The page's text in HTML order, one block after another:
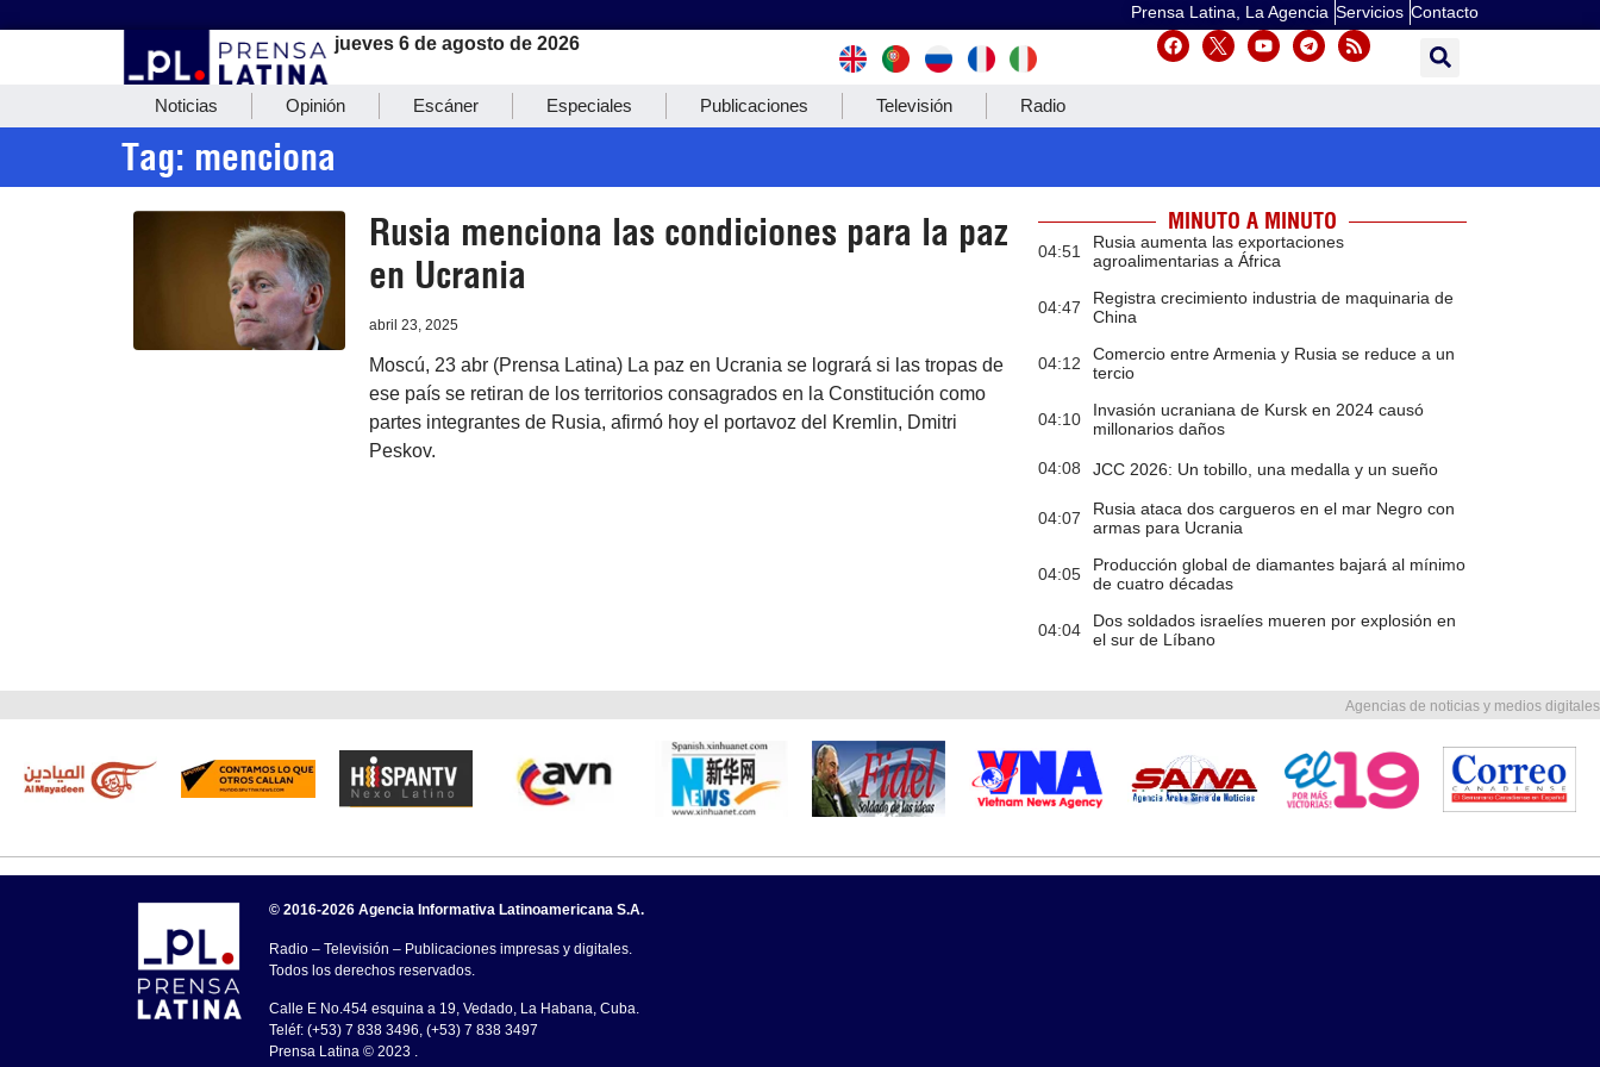
Prensa Latina, La Agencia Servicios Contacto
jueves 6 de agosto de 2026
Noticias Opinión Escáner Especiales Publicaciones Televisión Radio
Tag: menciona
Rusia menciona las condiciones para la paz
en Ucrania
abril 23, 2025
Moscú, 23 abr (Prensa Latina) La paz en Ucrania se logrará si las tropas de
ese país se retiran de los territorios consagrados en la Constitución como
partes integrantes de Rusia, afirmó hoy el portavoz del Kremlin, Dmitri
Peskov.
MINUTO A MINUTO
04:51
Rusia aumenta las exportaciones
agroalimentarias a África
04:47
Registra crecimiento industria de maquinaria de
China
04:12
Comercio entre Armenia y Rusia se reduce a un
tercio
04:10
Invasión ucraniana de Kursk en 2024 causó
millonarios daños
04:08 JCC 2026: Un tobillo, una medalla y un sueño
04:07
Rusia ataca dos cargueros en el mar Negro con
armas para Ucrania
04:05
Producción global de diamantes bajará al mínimo
de cuatro décadas
04:04
Dos soldados israelíes mueren por explosión en
el sur de Líbano
Agencias de noticias y medios digitales
© 2016-2026 Agencia Informativa Latinoamericana S.A.
Radio – Televisión – Publicaciones impresas y digitales.
Todos los derechos reservados.
Calle E No.454 esquina a 19, Vedado, La Habana, Cuba.
Teléf: (+53) 7 838 3496, (+53) 7 838 3497
Prensa Latina © 2023 .